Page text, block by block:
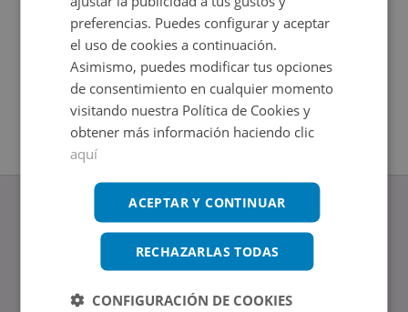
www.altamirainmuebles.com
Edificio Skylight
Avenida de Manoteras 14-16, 28050, Madrid
preferencias. Puedes configurar y aceptar
el uso de cookies a continuación.
Asimismo, puedes modificar tus opciones
de consentimiento en cualquier momento
visitando nuestra Política de Cookies y
obtener más información haciendo clic
aquí
ACEPTAR Y CONTINUAR
RECHAZARLAS TODAS
CONFIGURACIÓN DE COOKIES